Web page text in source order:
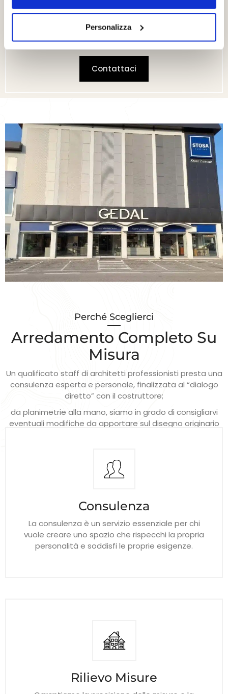
Personalizza
Gedal offre la risposta ideale per arredare ogni
ambiente della tua casa.
Per visionare tutta la gamma dei nostri prodotti
visitate la relativa sezione.
Contattaci
Perché Sceglierci
Arredamento Completo Su
Misura
Un qualificato staff di architetti professionisti presta una
consulenza esperta e personale, finalizzata al “dialogo
diretto” con il costruttore;
da planimetrie alla mano, siamo in grado di consigliarvi
eventuali modifiche da apportare sul disegno originario
specifiche necessità.
Consulenza
La consulenza è un servizio essenziale per chi
vuole creare uno spazio che rispecchi la propria
personalità e soddisfi le proprie esigenze.
Rilievo Misure